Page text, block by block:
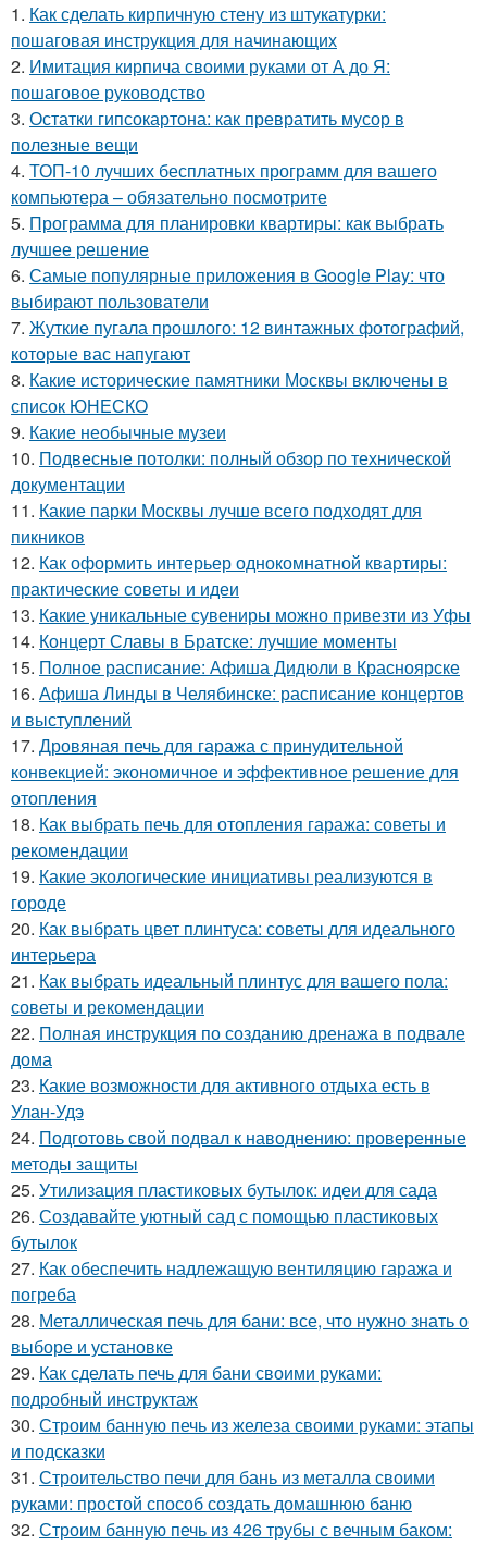
1. Как сделать кирпичную стену из штукатурки:
пошаговая инструкция для начинающих
2. Имитация кирпича своими руками от А до Я:
пошаговое руководство
3. Остатки гипсокартона: как превратить мусор в
полезные вещи
4. ТОП-10 лучших бесплатных программ для вашего
компьютера – обязательно посмотрите
5. Программа для планировки квартиры: как выбрать
лучшее решение
6. Самые популярные приложения в Google Play: что
выбирают пользователи
7. Жуткие пугала прошлого: 12 винтажных фотографий,
которые вас напугают
8. Какие исторические памятники Москвы включены в
список ЮНЕСКО
9. Какие необычные музеи
10. Подвесные потолки: полный обзор по технической
документации
11. Какие парки Москвы лучше всего подходят для
пикников
12. Как оформить интерьер однокомнатной квартиры:
практические советы и идеи
13. Какие уникальные сувениры можно привезти из Уфы
14. Концерт Славы в Братске: лучшие моменты
15. Полное расписание: Афиша Дидюли в Красноярске
16. Афиша Линды в Челябинске: расписание концертов
и выступлений
17. Дровяная печь для гаража с принудительной
конвекцией: экономичное и эффективное решение для
отопления
18. Как выбрать печь для отопления гаража: советы и
рекомендации
19. Какие экологические инициативы реализуются в
городе
20. Как выбрать цвет плинтуса: советы для идеального
интерьера
21. Как выбрать идеальный плинтус для вашего пола:
советы и рекомендации
22. Полная инструкция по созданию дренажа в подвале
дома
23. Какие возможности для активного отдыха есть в
Улан-Удэ
24. Подготовь свой подвал к наводнению: проверенные
методы защиты
25. Утилизация пластиковых бутылок: идеи для сада
26. Создавайте уютный сад с помощью пластиковых
бутылок
27. Как обеспечить надлежащую вентиляцию гаража и
погреба
28. Металлическая печь для бани: все, что нужно знать о
выборе и установке
29. Как сделать печь для бани своими руками:
подробный инструктаж
30. Строим банную печь из железа своими руками: этапы
и подсказки
31. Строительство печи для бань из металла своими
руками: простой способ создать домашнюю баню
32. Строим банную печь из 426 трубы с вечным баком: